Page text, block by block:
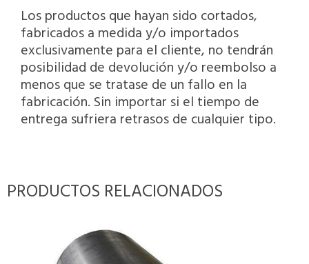
Los productos que hayan sido cortados,
fabricados a medida y/o importados
exclusivamente para el cliente, no tendrán
posibilidad de devolución y/o reembolso a
menos que se tratase de un fallo en la
fabricación. Sin importar si el tiempo de
entrega sufriera retrasos de cualquier tipo.
PRODUCTOS RELACIONADOS